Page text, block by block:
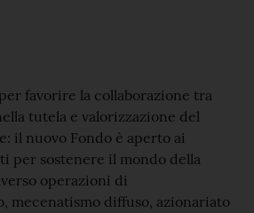
favorire la collaborazione tra
tutela e valorizzazione del
il nuovo Fondo è aperto ai
per sostenere il mondo della
operazioni di
mecenatismo diffuso, azionariato